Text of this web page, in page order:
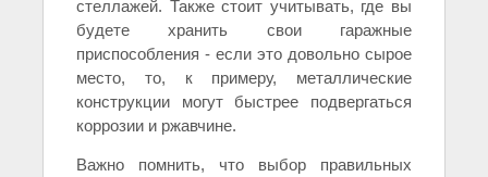
стеллажей. Также стоит учитывать, где вы
будете хранить свои гаражные
приспособления - если это довольно сырое
место, то, к примеру, металлические
конструкции могут быстрее подвергаться
коррозии и ржавчине.
Важно помнить, что выбор правильных